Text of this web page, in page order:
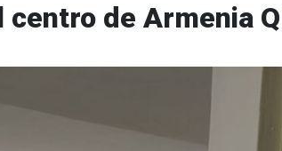
de Armenia